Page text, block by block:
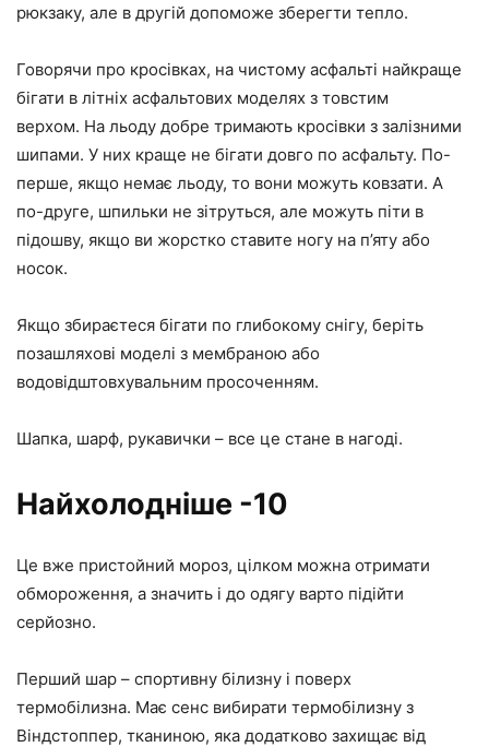
рюкзаку, але в другій допоможе зберегти тепло.
Говорячи про кросівках, на чистому асфальті найкраще
бігати в літніх асфальтових моделях з товстим
верхом. На льоду добре тримають кросівки з залізними
шипами. У них краще не бігати довго по асфальту. По-
перше, якщо немає льоду, то вони можуть ковзати. А
по-друге, шпильки не зітруться, але можуть піти в
підошву, якщо ви жорстко ставите ногу на п’яту або
носок.
Якщо збираєтеся бігати по глибокому снігу, беріть
позашляхові моделі з мембраною або
водовідштовхувальним просоченням.
Шапка, шарф, рукавички – все це стане в нагоді.
Найхолодніше -10
Це вже пристойний мороз, цілком можна отримати
обмороження, а значить і до одягу варто підійти
серйозно.
Перший шар – спортивну білизну і поверх
термобілизна. Має сенс вибирати термобілизну з
Віндстоппер, тканиною, яка додатково захищає від